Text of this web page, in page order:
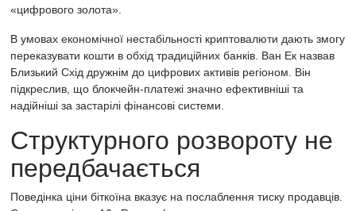
«цифрового золота».
В умовах економічної нестабільності криптовалюти дають змогу
переказувати кошти в обхід традиційних банків. Ван Ек назвав
Близький Схід дружнім до цифрових активів регіоном. Він
підкреслив, що блокчейн-платежі значно ефективніші та
надійніші за застарілі фінансові системи.
Структурного розвороту не
передбачається
Поведінка ціни біткоїна вказує на послаблення тиску продавців.